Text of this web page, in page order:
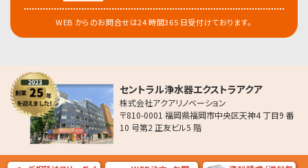
WEB からのお問合せは24 時間365 日受付けております。
セントラル浄水器エクストラアクア
株式会社アクアリノベーション
〒810-0001 福岡県福岡市中央区天神4 丁目9 番
10 号第2 正友ビル5 階